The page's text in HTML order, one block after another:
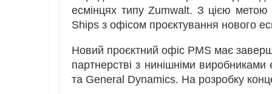
есмінцях типу Zumwalt. З цією
Ships з офісом проєктування нового
Новий проєктний офіс PMS має
партнерстві з нинішніми
та General Dynamics. На розробку